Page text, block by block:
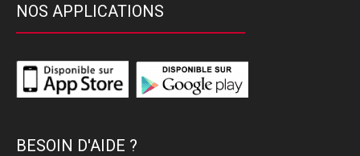
NOS APPLICATIONS
BESOIN D'AIDE ?